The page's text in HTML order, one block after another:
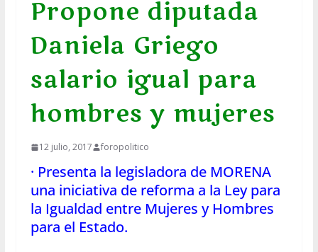
Propone diputada
Daniela Griego
salario igual para
hombres y mujeres
12 julio, 2017 foropolitico
· Presenta la legisladora de MORENA
una iniciativa de reforma a la Ley para
la Igualdad entre Mujeres y Hombres
para el Estado.